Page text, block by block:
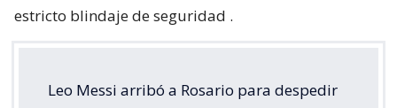
estricto blindaje de seguridad .
Leo Messi arribó a Rosario para despedir